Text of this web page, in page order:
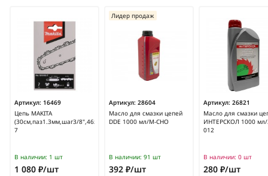
Артикул: 16469
Цепь MAKITA
(30см,паз1.3мм,шаг3/8",46звеньев,91PX)/191H10-
7
В наличии: 1 шт
1 080 ₽/шт
Артикул: 28604
Масло для смазки цепей
DDE 1000 мл/M-CHO
Лидер продаж
В наличии: 91 шт
392 ₽/шт
Артикул: 26821
Масло для смазки
ИНТЕРСКОЛ 1000
012
В наличии: 0 шт
280 ₽/шт